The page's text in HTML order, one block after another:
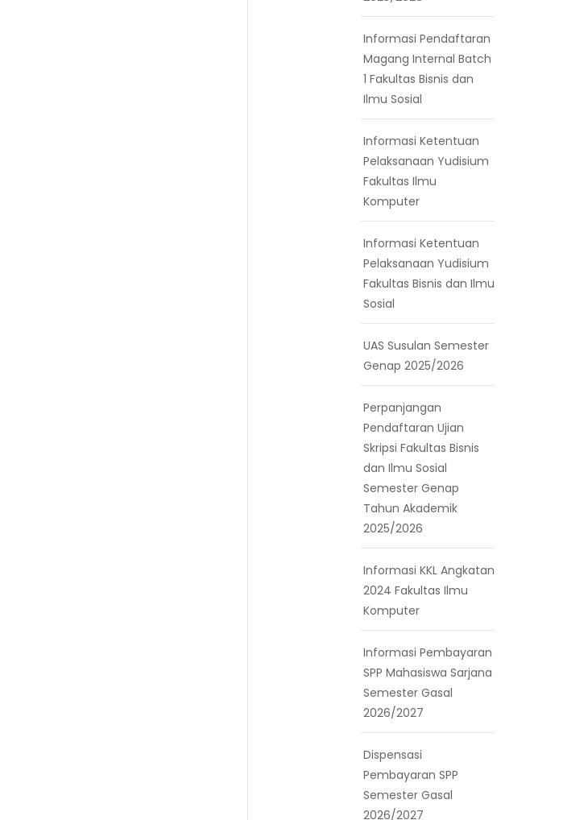
Informasi Pendaftaran
Magang Internal Batch
1 Fakultas Bisnis dan
Ilmu Sosial
Informasi Ketentuan
Pelaksanaan Yudisium
Fakultas Ilmu
Komputer
Informasi Ketentuan
Pelaksanaan Yudisium
Fakultas Bisnis dan Ilmu
Sosial
UAS Susulan Semester
Genap 2025/2026
Perpanjangan
Pendaftaran Ujian
Skripsi Fakultas Bisnis
dan Ilmu Sosial
Semester Genap
Tahun Akademik
2025/2026
Informasi KKL Angkatan
2024 Fakultas Ilmu
Komputer
Informasi Pembayaran
SPP Mahasiswa Sarjana
Semester Gasal
2026/2027
Dispensasi
Pembayaran SPP
Semester Gasal
2026/2027